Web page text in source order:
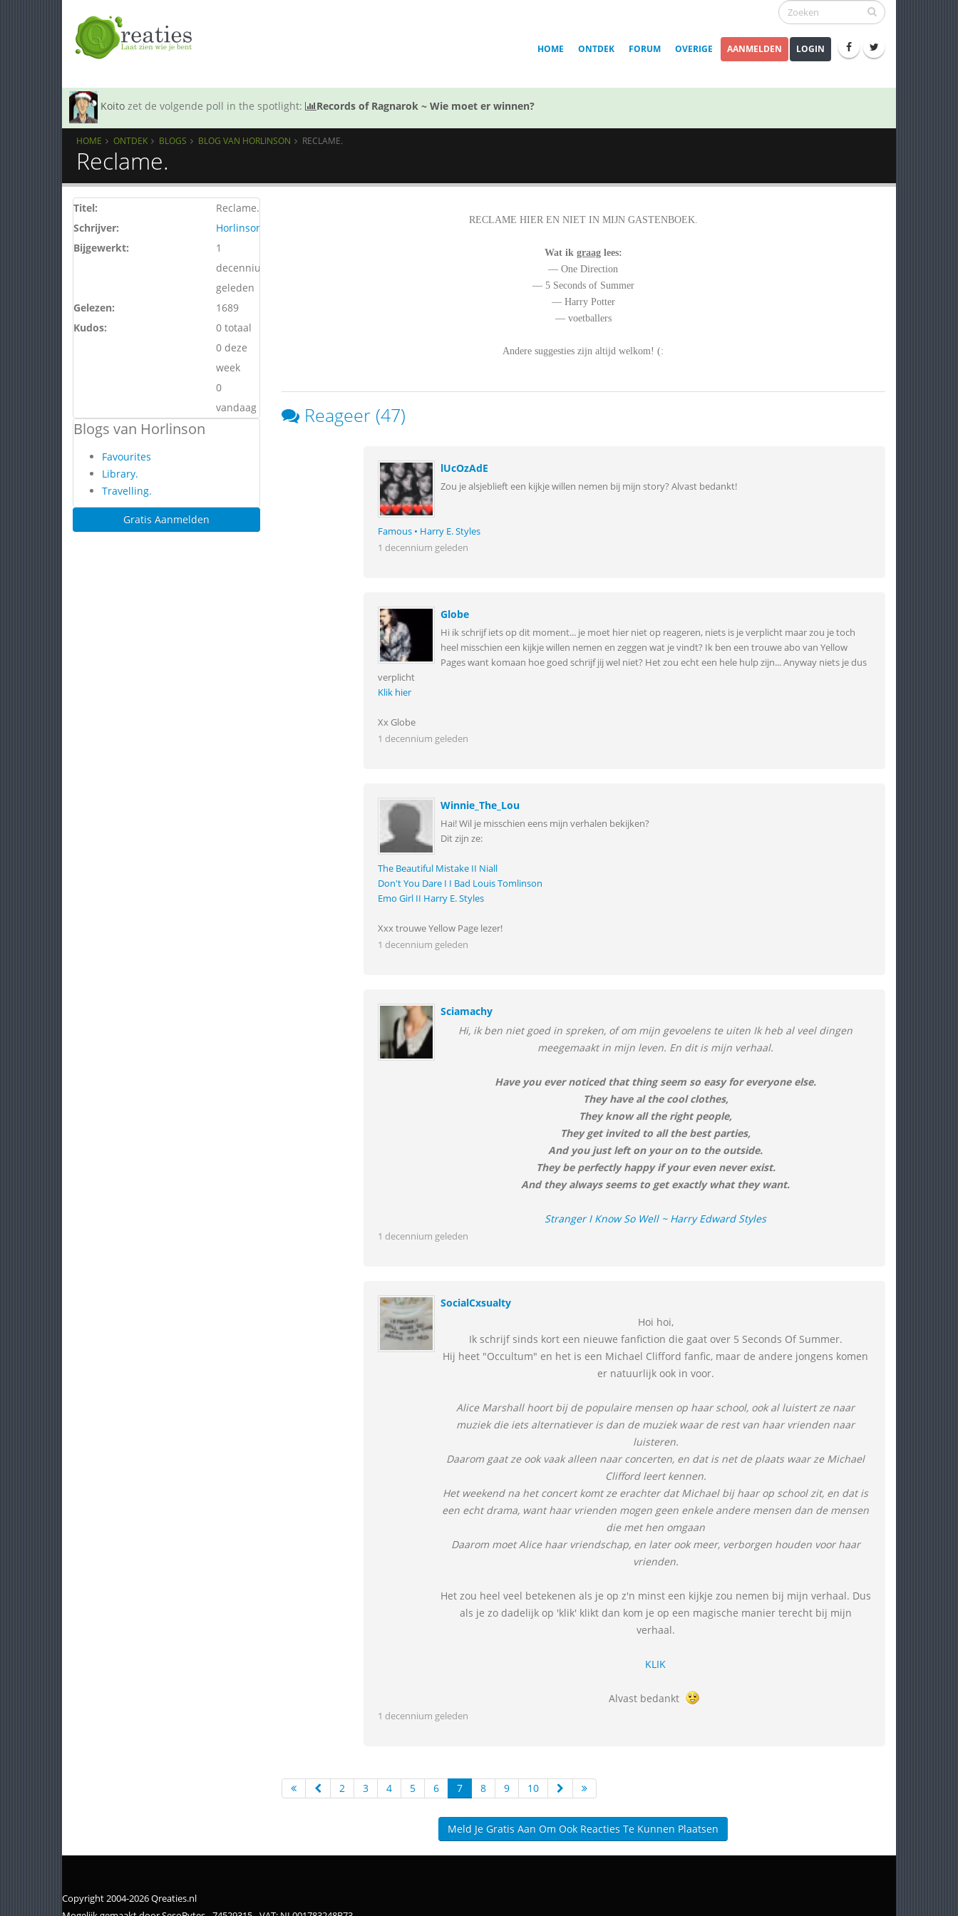
HOME ONTDEK FORUM OVERIGE AANMELDEN LOGIN
Koito zet de volgende poll in the spotlight: Records of Ragnarok ~ Wie moet er winnen?
HOME ONTDEK BLOGS BLOG VAN HORLINSON RECLAME.
Reclame.
Titel:
Reclame.
Schrijver:
Horlinson
Bijgewerkt:
1
decennium
geleden
Gelezen:
1689
Kudos:
0 totaal
0 deze
week
0
vandaag
Blogs van Horlinson
Favourites
Library.
Travelling.
Gratis Aanmelden
RECLAME HIER EN NIET IN MIJN GASTENBOEK.
Wat ik graaglees:
— One Direction
— 5 Seconds of Summer
— Harry Potter
— voetballers
Andere suggesties zijn altijd welkom! (:
Reageer (47)
lUcOzAdE
Zou je alsjeblieft een kijkje willen nemen bij mijn story? Alvast bedankt!
Famous • Harry E. Styles
1 decennium geleden
Globe
Hi ik schrijf iets op dit moment... je moet hier niet op reageren, niets is je verplicht maar zou je toch
heel misschien een kijkje willen nemen en zeggen wat je vindt? Ik ben een trouwe abo van Yellow
Pages want komaan hoe goed schrijf jij wel niet? Het zou echt een hele hulp zijn... Anyway niets je dus
verplicht
Klik hier
Xx Globe
1 decennium geleden
Winnie_The_Lou
Hai! Wil je misschien eens mijn verhalen bekijken?
Dit zijn ze:
The Beautiful Mistake II Niall
Don't You Dare I I Bad Louis Tomlinson
Emo Girl II Harry E. Styles
Xxx trouwe Yellow Page lezer!
1 decennium geleden
Sciamachy
Hi, ik ben niet goed in spreken, of om mijn gevoelens te uiten Ik heb al veel dingen
meegemaakt in mijn leven. En dit is mijn verhaal.
Have you ever noticed that thing seem so easy for everyone else.
They have al the cool clothes,
They know all the right people,
They get invited to all the best parties,
And you just left on your on to the outside.
They be perfectly happy if your even never exist.
And they always seems to get exactly what they want.
Stranger I Know So Well ~ Harry Edward Styles
1 decennium geleden
SocialCxsualty
Hoi hoi,
Ik schrijf sinds kort een nieuwe fanfiction die gaat over 5 Seconds Of Summer.
Hij heet "Occultum" en het is een Michael Clifford fanfic, maar de andere jongens komen
er natuurlijk ook in voor.
Alice Marshall hoort bij de populaire mensen op haar school, ook al luistert ze naar
muziek die iets alternatiever is dan de muziek waar de rest van haar vrienden naar
luisteren.
Daarom gaat ze ook vaak alleen naar concerten, en dat is net de plaats waar ze Michael
Clifford leert kennen.
Het weekend na het concert komt ze erachter dat Michael bij haar op school zit, en dat is
een echt drama, want haar vrienden mogen geen enkele andere mensen dan de mensen
die met hen omgaan
Daarom moet Alice haar vriendschap, en later ook meer, verborgen houden voor haar
vrienden.
Het zou heel veel betekenen als je op z'n minst een kijkje zou nemen bij mijn verhaal. Dus
als je zo dadelijk op 'klik' klikt dan kom je op een magische manier terecht bij mijn
verhaal.
KLIK
Alvast bedankt
1 decennium geleden
2 3 4 5 6 7 8 9 10
Meld Je Gratis Aan Om Ook Reacties Te Kunnen Plaatsen
Copyright 2004-2026 Qreaties.nl